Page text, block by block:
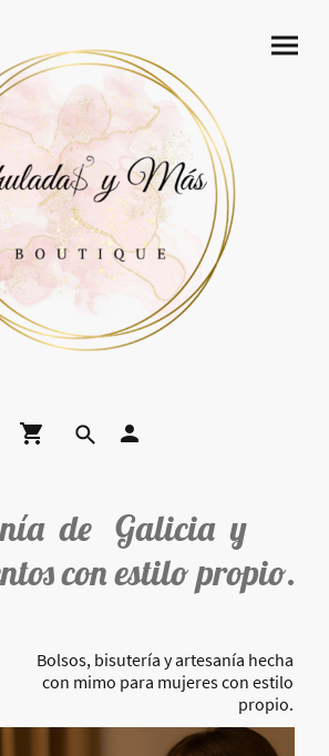
de Galicia y
con estilo propio.
Bolsos, bisutería y artesanía hecha
con mimo para mujeres con estilo
propio.